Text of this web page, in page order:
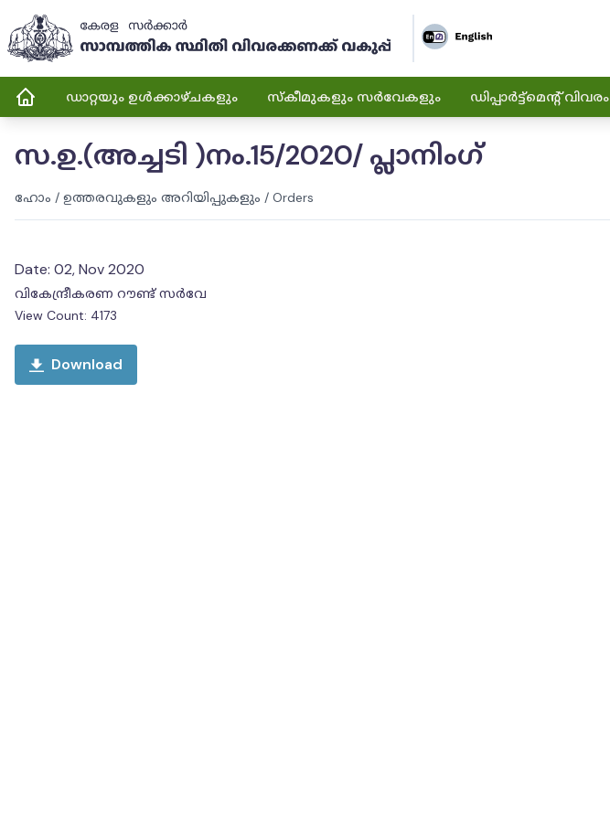
ഡാറ്റയും ഉൾക്കാഴ്ചകളും സ്കീമുകളും സർവേകളും ഡിപ്പാർട്ട്മെന്റ് വിവരം
സ.ഉ.(അച്ചടി )നം.15/2020/ പ്ലാനിംഗ്
ഹോം / ഉത്തരവുകളും അറിയിപ്പുകളും / Orders
Date: 02, Nov 2020
വികേന്ദ്രീകരണ റൗണ്ട് സർവേ
View Count: 4173
Download